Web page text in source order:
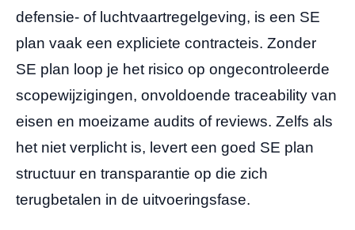
defensie- of luchtvaartregelgeving, is een SE
plan vaak een expliciete contracteis. Zonder
SE plan loop je het risico op ongecontroleerde
scopewijzigingen, onvoldoende traceability van
eisen en moeizame audits of reviews. Zelfs als
het niet verplicht is, levert een goed SE plan
structuur en transparantie op die zich
terugbetalen in de uitvoeringsfase.